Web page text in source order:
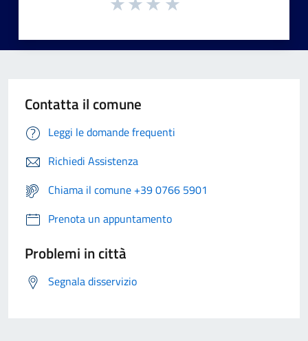
Contatta il comune
Leggi le domande frequenti
Richiedi Assistenza
Chiama il comune +39 0766 5901
Prenota un appuntamento
Problemi in città
Segnala disservizio